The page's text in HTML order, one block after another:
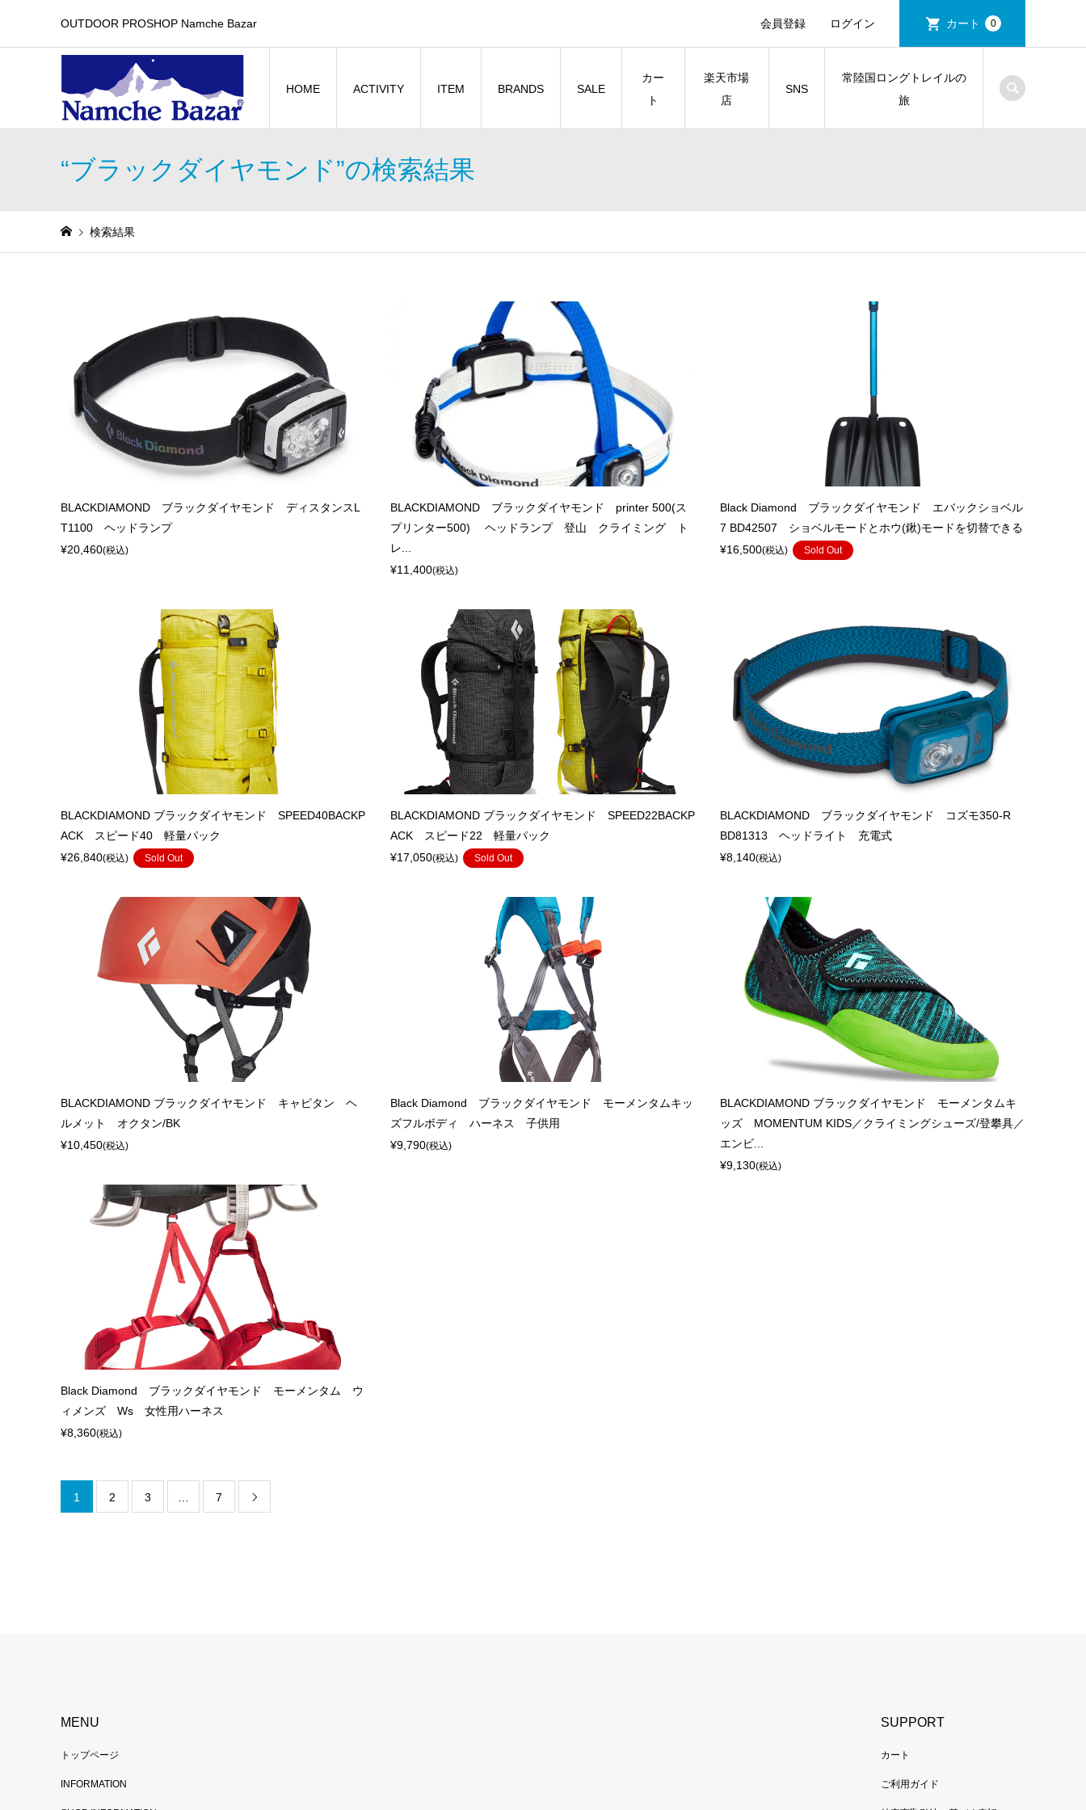
OUTDOOR PROSHOP Namche Bazar 会員登録 ログイン カート 0
HOME ACTIVITY ITEM BRANDS SALE
カー
ト
楽天市場
店
SNS
常陸国ロングトレイルの
旅
“ブラックダイヤモンド”の検索結果
検索結果
BLACKDIAMOND ブラックダイヤモンド ディスタンスL
T1100 ヘッドランプ
¥20,460(税込)
BLACKDIAMOND ブラックダイヤモンド printer 500(ス
プリンター500) ヘッドランプ 登山 クライミング ト
レ...
¥11,400(税込)
Black Diamond ブラックダイヤモンド エバックショベル
7 BD42507 ショベルモードとホウ(鍬)モードを切替できる
¥16,500(税込) Sold Out
BLACKDIAMOND ブラックダイヤモンド SPEED40BACKP
ACK スピード40 軽量パック
¥26,840(税込) Sold Out
BLACKDIAMOND ブラックダイヤモンド SPEED22BACKP
ACK スピード22 軽量パック
¥17,050(税込) Sold Out
BLACKDIAMOND ブラックダイヤモンド コズモ350-R
BD81313 ヘッドライト 充電式
¥8,140(税込)
BLACKDIAMOND ブラックダイヤモンド キャピタン ヘ
ルメット オクタン/BK
¥10,450(税込)
Black Diamond ブラックダイヤモンド モーメンタムキッ
ズフルボディ ハーネス 子供用
¥9,790(税込)
BLACKDIAMOND ブラックダイヤモンド モーメンタムキ
ッズ MOMENTUM KIDS／クライミングシューズ/登攀具／
エンビ...
¥9,130(税込)
Black Diamond ブラックダイヤモンド モーメンタム ウ
ィメンズ Ws 女性用ハーネス
¥8,360(税込)
1 2 3 7 
MENU
トップページ
INFORMATION
SUPPORT
カート
ご利用ガイド